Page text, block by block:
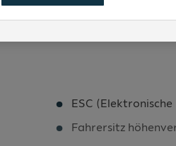
ESC (Elektronische
Fahrersitz